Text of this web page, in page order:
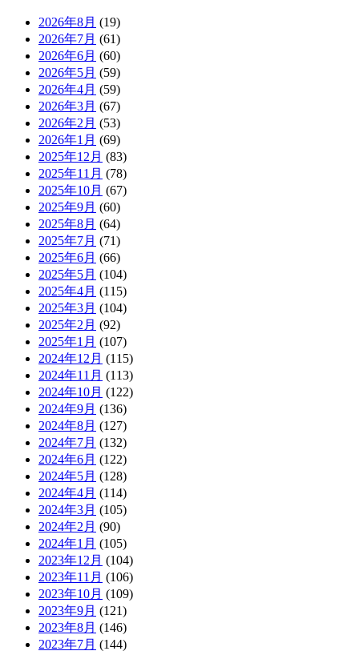
2026年8月 (19)
2026年7月 (61)
2026年6月 (60)
2026年5月 (59)
2026年4月 (59)
2026年3月 (67)
2026年2月 (53)
2026年1月 (69)
2025年12月 (83)
2025年11月 (78)
2025年10月 (67)
2025年9月 (60)
2025年8月 (64)
2025年7月 (71)
2025年6月 (66)
2025年5月 (104)
2025年4月 (115)
2025年3月 (104)
2025年2月 (92)
2025年1月 (107)
2024年12月 (115)
2024年11月 (113)
2024年10月 (122)
2024年9月 (136)
2024年8月 (127)
2024年7月 (132)
2024年6月 (122)
2024年5月 (128)
2024年4月 (114)
2024年3月 (105)
2024年2月 (90)
2024年1月 (105)
2023年12月 (104)
2023年11月 (106)
2023年10月 (109)
2023年9月 (121)
2023年8月 (146)
2023年7月 (144)